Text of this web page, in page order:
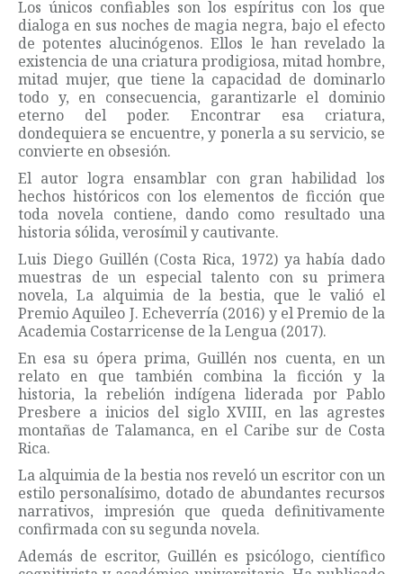
Los únicos confiables son los espíritus con los que
dialoga en sus noches de magia negra, bajo el efecto
de potentes alucinógenos. Ellos le han revelado la
existencia de una criatura prodigiosa, mitad hombre,
mitad mujer, que tiene la capacidad de dominarlo
todo y, en consecuencia, garantizarle el dominio
eterno del poder. Encontrar esa criatura,
dondequiera se encuentre, y ponerla a su servicio, se
convierte en obsesión.
El autor logra ensamblar con gran habilidad los
hechos históricos con los elementos de ficción que
toda novela contiene, dando como resultado una
historia sólida, verosímil y cautivante.
Luis Diego Guillén (Costa Rica, 1972) ya había dado
muestras de un especial talento con su primera
novela, La alquimia de la bestia, que le valió el
Premio Aquileo J. Echeverría (2016) y el Premio de la
Academia Costarricense de la Lengua (2017).
En esa su ópera prima, Guillén nos cuenta, en un
relato en que también combina la ficción y la
historia, la rebelión indígena liderada por Pablo
Presbere a inicios del siglo XVIII, en las agrestes
montañas de Talamanca, en el Caribe sur de Costa
Rica.
La alquimia de la bestia nos reveló un escritor con un
estilo personalísimo, dotado de abundantes recursos
narrativos, impresión que queda definitivamente
confirmada con su segunda novela.
Además de escritor, Guillén es psicólogo, científico